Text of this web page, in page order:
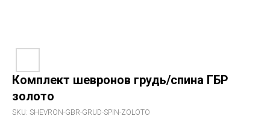
Комплект шевронов грудь/спина ГБР
золото
SKU: SHEVRON-GBR-GRUD-SPIN-ZOLOTO